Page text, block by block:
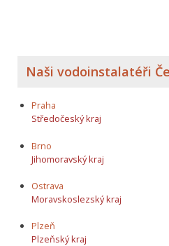
Naši vodoinstalatéři
Praha
Středočeský kraj
Brno
Jihomoravský kraj
Ostrava
Moravskoslezský kraj
Plzeň
Plzeňský kraj